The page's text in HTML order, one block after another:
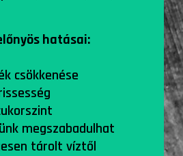
hatásai:
csökkenése
megszabadulhat
tárolt víztől